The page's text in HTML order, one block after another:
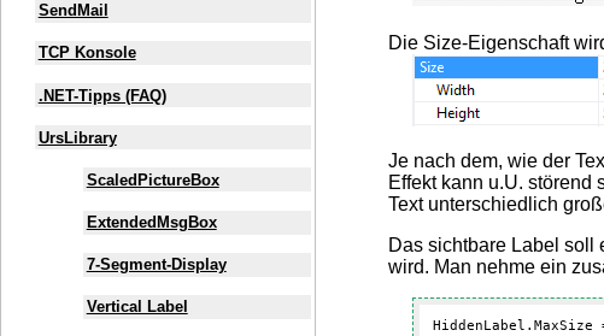
Die Size-Eigenschaft
Je nach dem, wie der
Effekt kann u.U. störend
Text unterschiedlich
Das sichtbare Label soll
wird. Man nehme ein
HiddenLabel.MaxSize
SendMail
TCP Konsole
.NET-Tipps (FAQ)
UrsLibrary
ScaledPictureBox
ExtendedMsgBox
7-Segment-Display
Vertical Label